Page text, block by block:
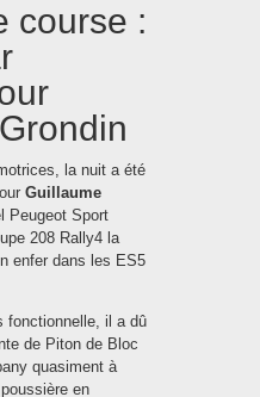
course :
la nuit a été
Guillaume
Peugeot Sport
208 Rally4 la
enfer dans les ES5
fonctionnelle, il a dû
de Piton de Bloc
quasiment à
en